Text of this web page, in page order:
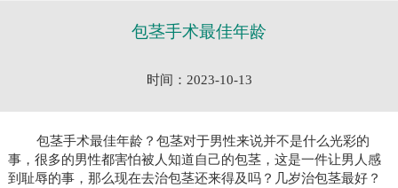
包茎手术最佳年龄
时间：2023-10-13
包茎手术最佳年龄？包茎对于男性来说并不是什么光彩的
事，很多的男性都害怕被人知道自己的包茎，这是一件让男人感
到耻辱的事，那么现在去治包茎还来得及吗？几岁治包茎最好？